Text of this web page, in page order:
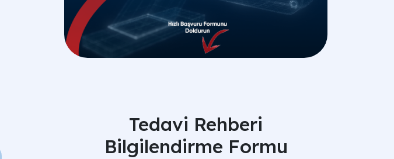
Tedavi Rehberi
Bilgilendirme Formu